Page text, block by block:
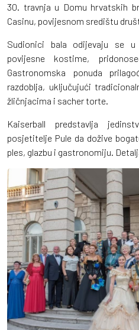
30. travnja u Domu hrvatskih
Casinu, povijesnom središtu
Sudionici bala odijevaju se
povijesne kostime,
Gastronomska ponuda
razdoblja, uključujući
žličnjacima i sacher torte.
Kaiserball predstavlja
posjetitelje Pule da dožive
ples, glazbu i gastronomiju.